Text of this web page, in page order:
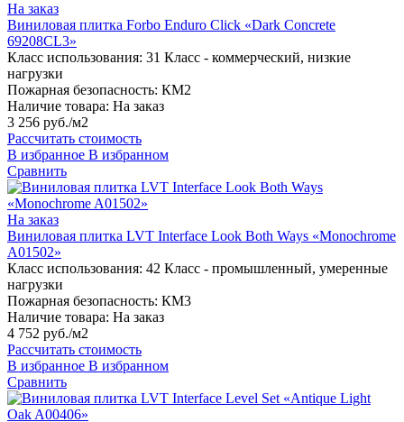
На заказ
Виниловая плитка Forbo Enduro Click «Dark Concrete
69208CL3»
Класс использования: 31 Класс - коммерческий, низкие
нагрузки
Пожарная безопасность: КМ2
Наличие товара: На заказ
3 256 руб./м2
Рассчитать стоимость
В избранное В избранном
Сравнить
На заказ
Виниловая плитка LVT Interface Look Both Ways «Monochrome
A01502»
Класс использования: 42 Класс - промышленный, умеренные
нагрузки
Пожарная безопасность: КМ3
Наличие товара: На заказ
4 752 руб./м2
Рассчитать стоимость
В избранное В избранном
Сравнить